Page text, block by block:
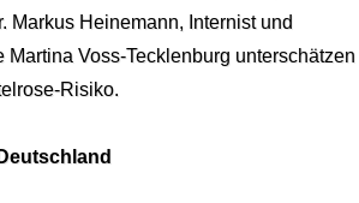
Markus Heinemann, Internist und
Voss-Tecklenburg unterschätzen
Risiko.